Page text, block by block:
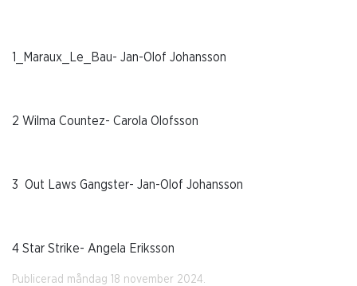
1_Maraux_Le_Bau- Jan-Olof Johansson
2 Wilma Countez- Carola Olofsson
3 Out Laws Gangster- Jan-Olof Johansson
4 Star Strike- Angela Eriksson
Publicerad måndag 18 november 2024.